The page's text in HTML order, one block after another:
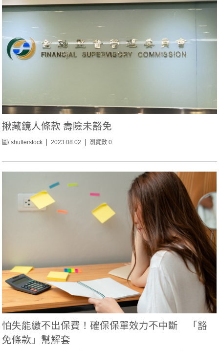
揪藏鏡人條款 壽險未豁免
圖/ shutterstock 2023.08.02 瀏覽數:0
怕失能繳不出保費！確保保單效力不中斷 「豁
免條款」幫解套